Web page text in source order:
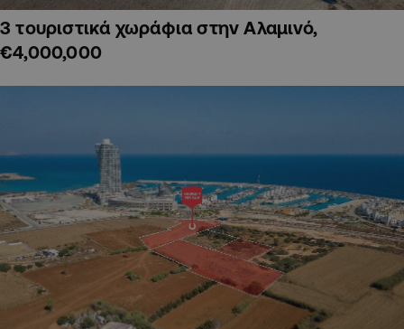
3 τουριστικά χωράφια στην Αλαμινό,
€4,000,000